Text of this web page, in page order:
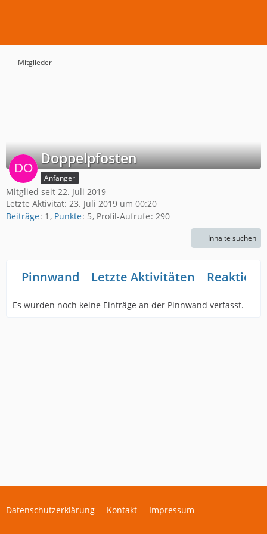
Mitglieder
Doppelpfosten
Anfänger
Mitglied seit 22. Juli 2019
Letzte Aktivität: 23. Juli 2019 um 00:20
Beiträge 1 Punkte 5 Profil-Aufrufe 290
Inhalte suchen
Pinnwand Letzte Aktivitäten
Es wurden noch keine Einträge an der Pinnwand verfasst.
Datenschutzerklärung Kontakt Impressum